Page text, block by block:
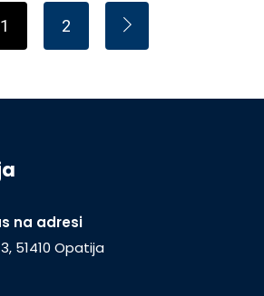
1 2
na adresi
51410 Opatija